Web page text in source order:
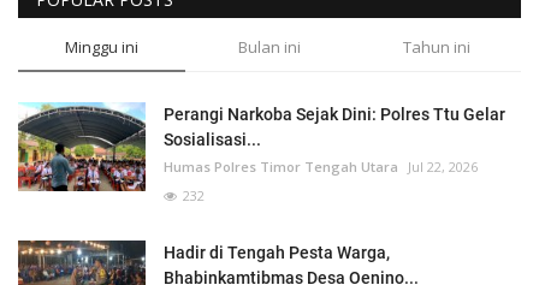
Minggu ini Bulan ini Tahun ini
Perangi Narkoba Sejak Dini: Polres Ttu Gelar
Sosialisasi...
Humas Polres Timor Tengah Utara
Jul 22, 2026
232
Hadir di Tengah Pesta Warga,
Bhabinkamtibmas Desa Oenino...